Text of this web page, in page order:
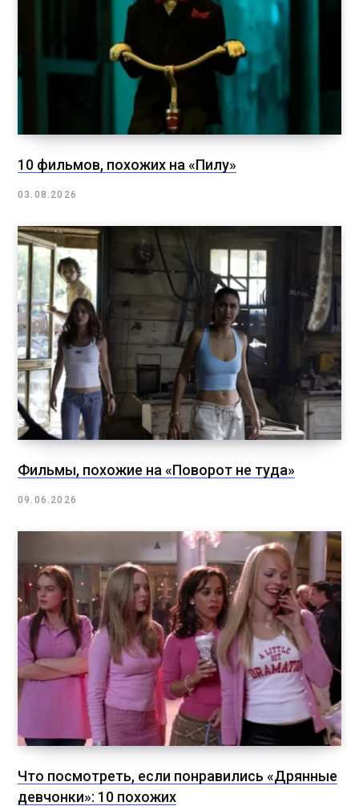
10 фильмов, похожих на «Пилу»
03.08.2026
Фильмы, похожие на «Поворот не туда»
09.06.2026
Что посмотреть, если понравились «Дрянные
девчонки»: 10 похожих